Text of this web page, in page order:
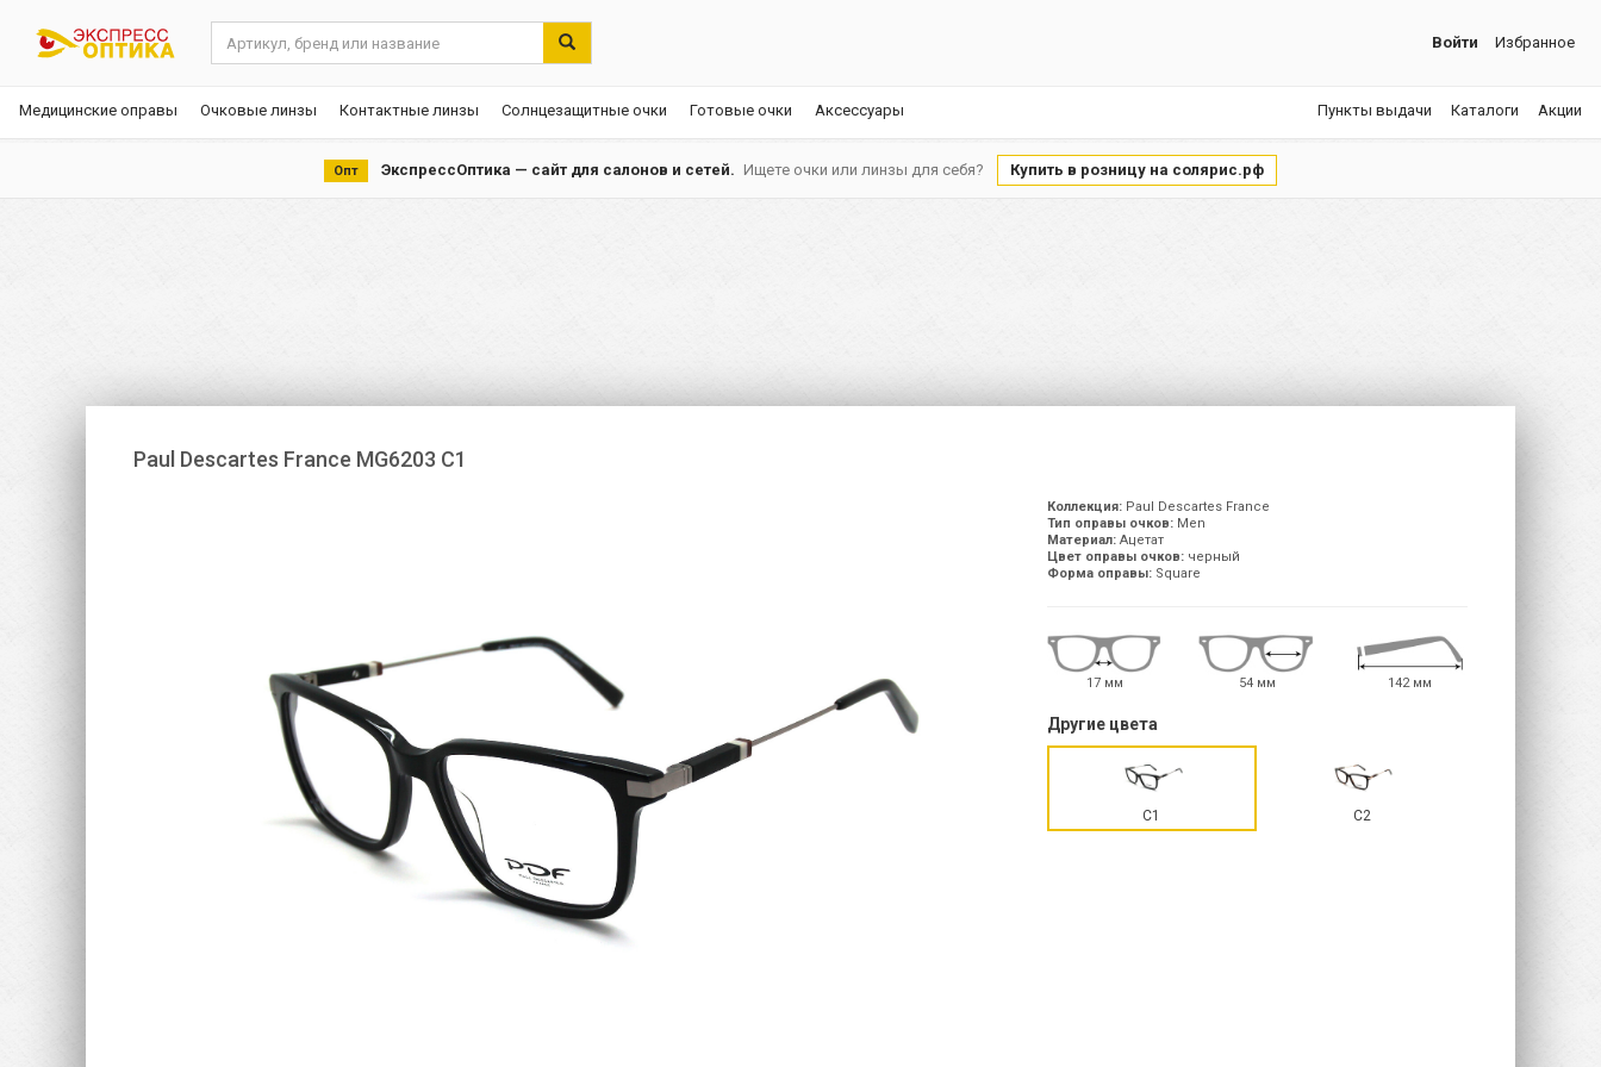
Войти Избранное
Медицинские оправы Очковые линзы Контактные линзы Солнцезащитные очки Готовые очки Аксессуары Пункты выдачи Каталоги Акции
Опт ЭкспрессОптика — сайт для салонов и сетей. Ищете очки или линзы для себя? Купить в розницу на солярис.рф
Paul Descartes France MG6203 С1
Коллекция:Paul Descartes France
Тип оправы очков:Men
Материал:Ацетат
Цвет оправы очков:черный
Форма оправы:Square
17 мм 54 мм 142 мм
Другие цвета
С1 С2